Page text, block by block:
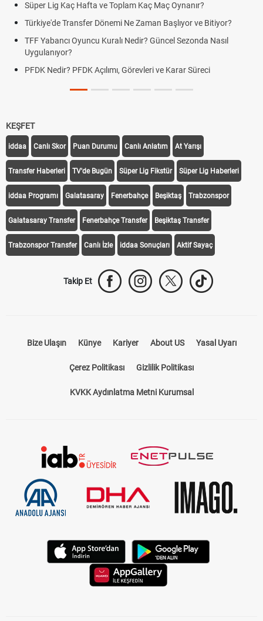
Süper Lig Kaç Hafta ve Toplam Kaç Maç Oynanır?
Türkiye'de Transfer Dönemi Ne Zaman Başlıyor ve Bitiyor?
TFF Yabancı Oyuncu Kuralı Nedir? Güncel Sezonda Nasıl
Uygulanıyor?
PFDK Nedir? PFDK Açılımı, Görevleri ve Karar Süreci
KEŞFET
iddaa Canlı Skor Puan Durumu Canlı Anlatım At Yarışı
Transfer Haberleri TV'de Bugün Süper Lig Fikstür Süper Lig Haberleri
iddaa Programı Galatasaray Fenerbahçe Beşiktaş Trabzonspor
Galatasaray Transfer Fenerbahçe Transfer Beşiktaş Transfer
Trabzonspor Transfer Canlı İzle iddaa Sonuçları Aktif Sayaç
Takip Et
Bize Ulaşın Künye Kariyer About US Yasal Uyarı
Çerez Politikası Gizlilik Politikası
KVKK Aydınlatma Metni Kurumsal